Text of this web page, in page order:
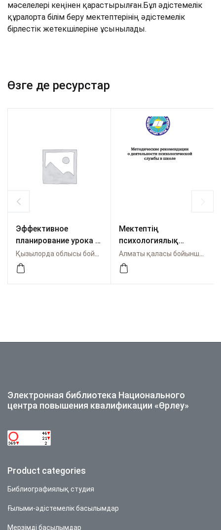
мәселелері кеңінен қарастырылған.Бұл әдістемелік
құралорта білім беру мектептерінің әдістемелік
бірлестік жетекшілеріне ұсынылады.
Өзге де ресурстар
Эффективное
планирование урока –
основа качества
преподавания и
обучения
Мектептің
психологиялық
қызметі туралы
әдістемелік
нұсқаулық
Электронная библиотека Национального
центра повышения квалификации «Өрлеу»
Product categories
Библиографиялық студия
Ғылыми-әдістемелік басылымдар
Мерзімді басылымдар